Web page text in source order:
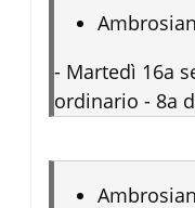
- Martedì 16a
ordinario - 8a